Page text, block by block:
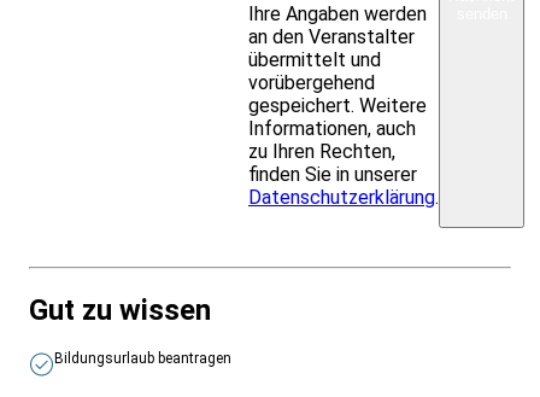
Ihre Angaben werden
an den Veranstalter
übermittelt und
vorübergehend
gespeichert. Weitere
Informationen, auch
zu Ihren Rechten,
finden Sie in unserer
Datenschutzerklärung.
Gut zu wissen
Bildungsurlaub beantragen